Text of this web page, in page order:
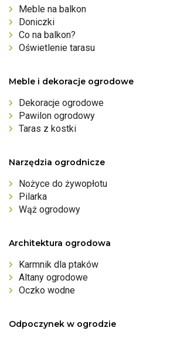
Meble na balkon
Doniczki
Co na balkon?
Oświetlenie tarasu
Meble i dekoracje ogrodowe
Dekoracje ogrodowe
Pawilon ogrodowy
Taras z kostki
Narzędzia ogrodnicze
Nożyce do żywopłotu
Pilarka
Wąż ogrodowy
Architektura ogrodowa
Karmnik dla ptaków
Altany ogrodowe
Oczko wodne
Odpoczynek w ogrodzie